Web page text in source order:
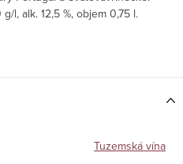
l, alk. 12,5 %, objem 0,75 l.
Tuzemská vína